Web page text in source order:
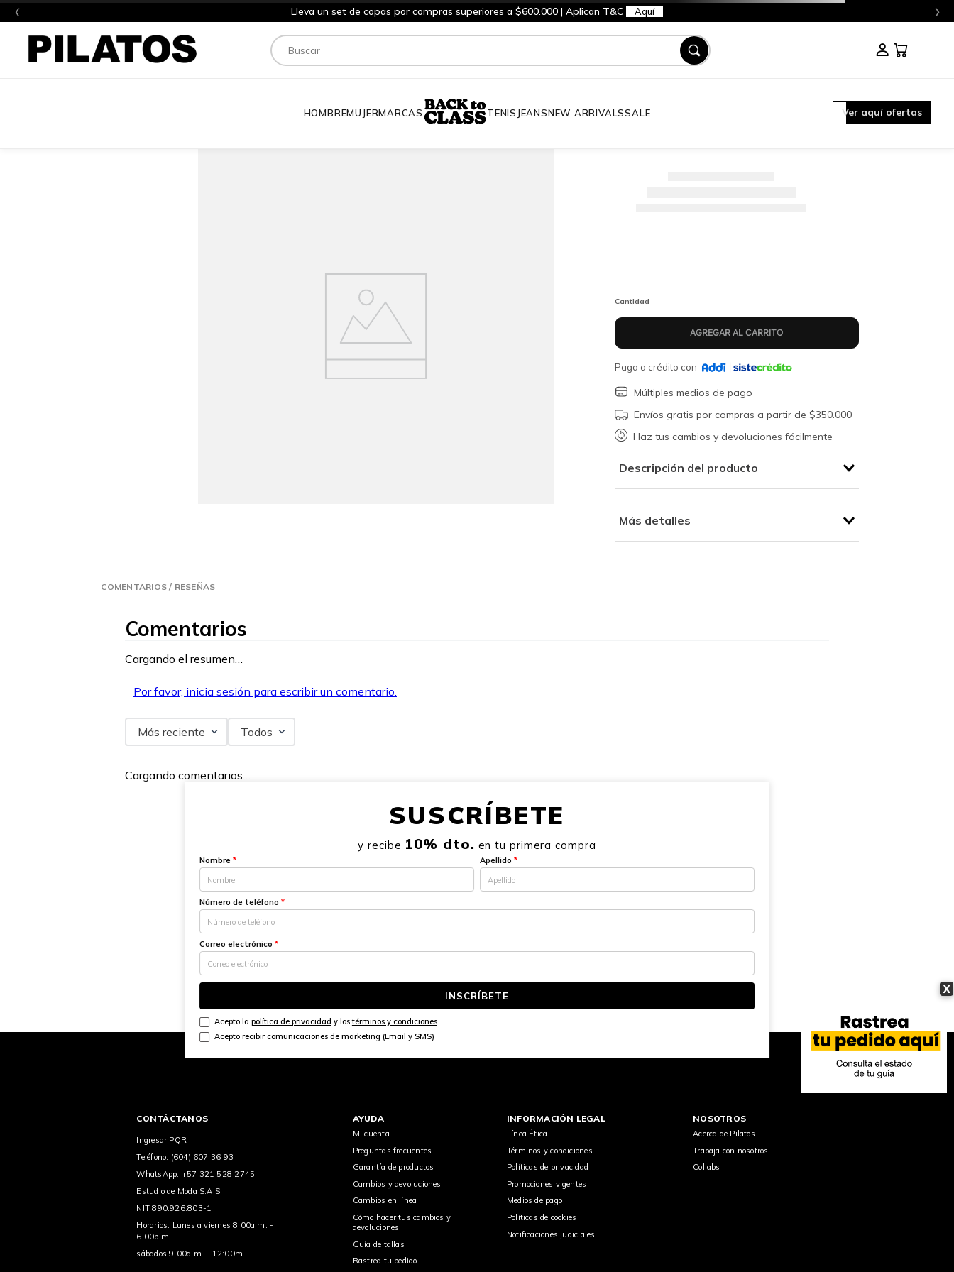
‹ Lleva un set de copas por compras superiores a $600.000 | Aplican T&C Aquí ›
Buscar
HOMBREMUJERMARCAS TENIS JEANSNEW ARRIVALSSALE Ver aquí ofertas
X
Cantidad
Paga a crédito con
Múltiples medios de pago
Envíos gratis por compras a partir de $350.000
Haz tus cambios y devoluciones fácilmente
Descripción del producto
Más detalles
COMENTARIOS / RESEÑAS
Comentarios
Cargando el resumen…
Por favor, inicia sesión para escribir un comentario.
Más reciente Todos
Cargando comentarios…
SUSCRÍBETE
y recibe 10% dto. en tu primera compra
Nombre * Apellido *
Número de teléfono *
Correo electrónico *
INSCRÍBETE
Acepto la política de privacidad y lostérminos y condiciones
Acepto recibir comunicaciones de marketing (Email y SMS)
CONTÁCTANOS
Ingresar PQR
Teléfono: (604) 607 36 93
WhatsApp: +57 321 528 2745
Estudio de Moda S.A.S.
NIT 890.926.803-1
Horarios: Lunes a viernes 8:00a.m. -
6:00p.m.
sábados 9:00a.m. - 12:00m
AYUDA
Mi cuenta
Preguntas frecuentes
Garantía de productos
Cambios y devoluciones
Cambios en línea
Cómo hacer tus cambios y
devoluciones
Guía de tallas
Rastrea tu pedido
INFORMACIÓN LEGAL
Línea Ética
Términos y condiciones
Políticas de privacidad
Promociones vigentes
Medios de pago
Políticas de cookies
Notificaciones judiciales
NOSOTROS
Acerca de Pilatos
Trabaja con nosotros
Collabs